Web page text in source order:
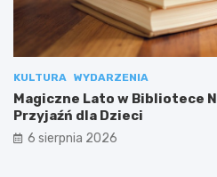
KULTURA WYDARZENIA
Magiczne Lato w Bibliotece
Przyjaźń dla Dzieci
6 sierpnia 2026